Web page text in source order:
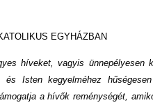
EGYHÁZBAN
híveket, vagyis ünnepélyesen
és Isten kegyelméhez
a hívők reménységét,